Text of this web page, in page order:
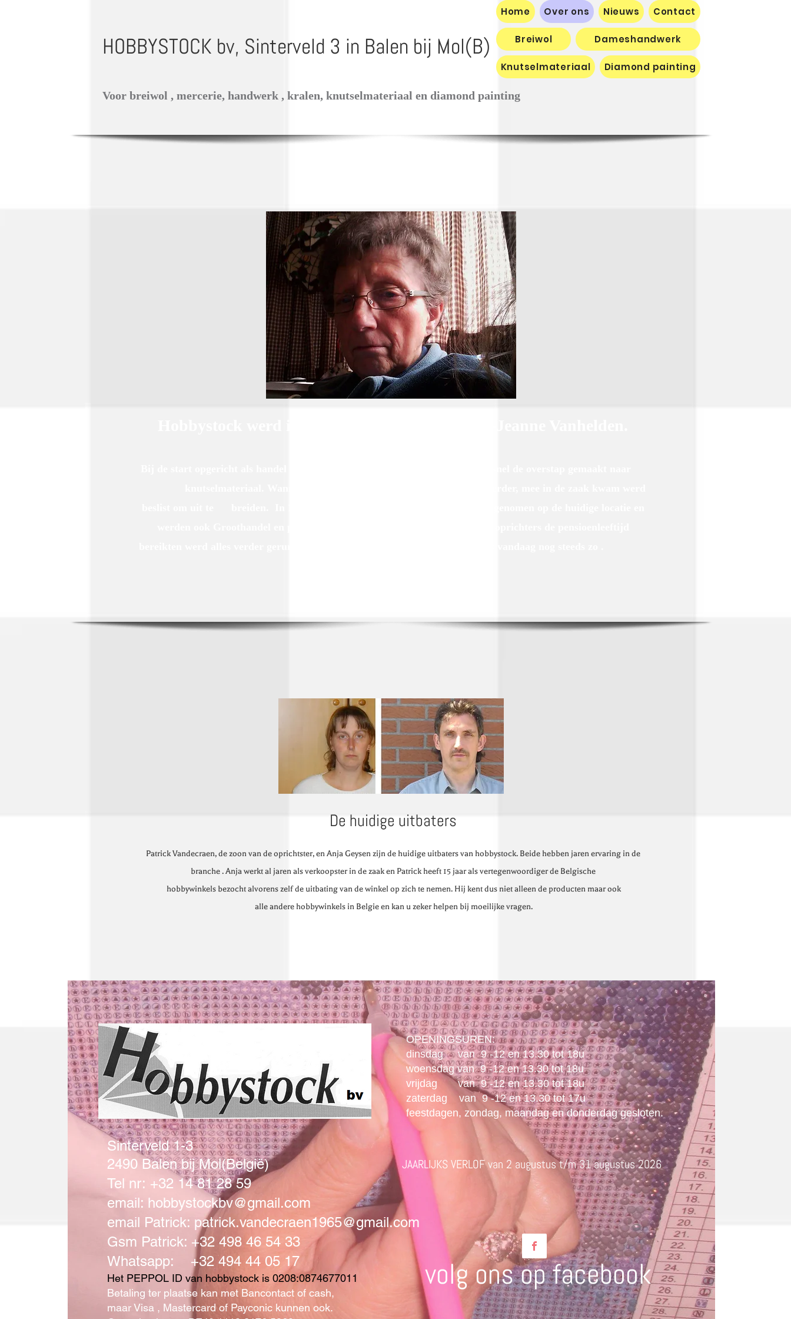
HOBBYSTOCK bv, Sinterveld 3 in Balen bij Mol(B)
Voor breiwol , mercerie, handwerk , kralen, knutselmateriaal en diamond painting
Home Over ons Nieuws Contact
Breiwol Dameshandwerk
Knutselmateriaal Diamond painting
De huidige uitbaters
Patrick Vandecraen, de zoon van de oprichtster, en Anja Geysen zijn de huidige uitbaters van hobbystock. Beide hebben jaren ervaring in de
branche .Anja werkt al jaren als verkoopster in de zaak en Patrick heeft 15 jaar als vertegenwoordiger de Belgische
hobbywinkels bezocht alvorens zelf de uitbating van de winkel op zich te nemen. Hij kent dus niet alleen de producten maar ook
alle andere hobbywinkels in Belgie en kan u zeker helpen bij moeilijke vragen.
Sinterveld 1-3
2490 Balen bij Mol(België)
Tel nr: +32 14 81 28 59
email: hobbystockbv@gmail.com
email Patrick: patrick.vandecraen1965@gmail.com
Gsm Patrick: +32 498 46 54 33
Whatsapp: +32 494 44 05 17
Het PEPPOL ID van hobbystock is 0208:0874677011
Betaling ter plaatse kan met Bancontact of cash,
maar Visa , Mastercard of Payconic kunnen ook.
OPENINGSUREN:
dinsdag van 9 -12 en 13.30 tot 18u
woensdag van 9 -12 en 13.30 tot 18u
vrijdag​ van 9 -12 en 13.30 tot 18u
zaterdag van 9 -12 en 13.30 tot 17u
feestdagen, zondag, maandag en donderdag gesloten.
JAARLIJKS VERLOF van 2 augustus t/m 31 augustus 2026
volg ons op facebook